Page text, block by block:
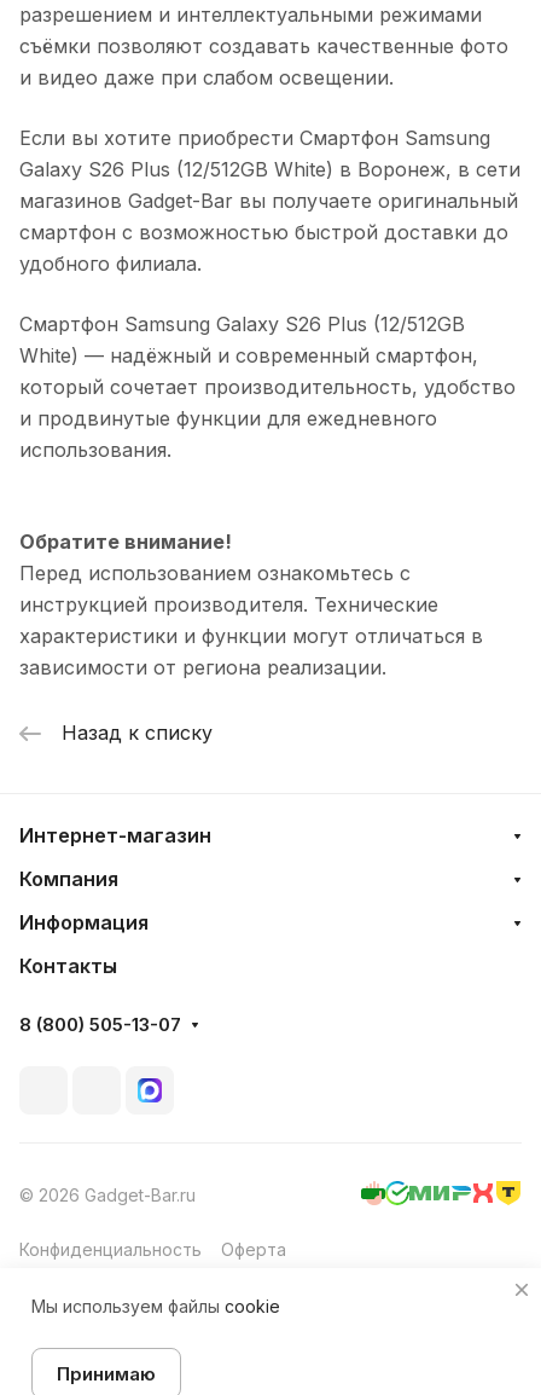
разрешением и интеллектуальными режимами
съёмки позволяют создавать качественные фото
и видео даже при слабом освещении.
Если вы хотите приобрести Смартфон Samsung
Galaxy S26 Plus (12/512GB White) в Воронеж, в сети
магазинов Gadget-Bar вы получаете оригинальный
смартфон с возможностью быстрой доставки до
удобного филиала.
Смартфон Samsung Galaxy S26 Plus (12/512GB
White) — надёжный и современный смартфон,
который сочетает производительность, удобство
и продвинутые функции для ежедневного
использования.
Обратите внимание!
Перед использованием ознакомьтесь с
инструкцией производителя. Технические
характеристики и функции могут отличаться в
зависимости от региона реализации.
Назад к списку
Интернет-магазин
Компания
Информация
Контакты
8 (800) 505-13-07
© 2026 Gadget-Bar.ru
Конфиденциальность Оферта
Мы используем файлы cookie
Принимаю